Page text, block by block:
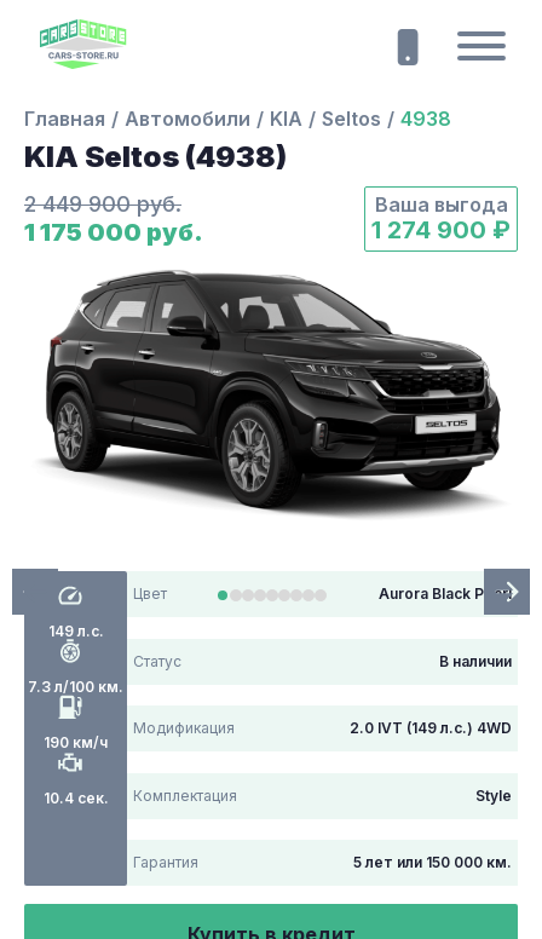
Главная Автомобили KIA Seltos 4938
KIA Seltos (4938)
2 449 900 руб.
1 175 000 руб.
Ваша выгода
1 274 900 ₽
149 л.с.
7.3 л/100 км.
190 км/ч
10.4 сек.
Цвет Aurora Black Pearl
Статус В наличии
Модификация 2.0 IVT (149 л.с.) 4WD
Комплектация Style
Гарантия 5 лет или 150 000 км.